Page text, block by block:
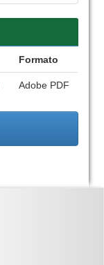
Formato
Adobe PDF